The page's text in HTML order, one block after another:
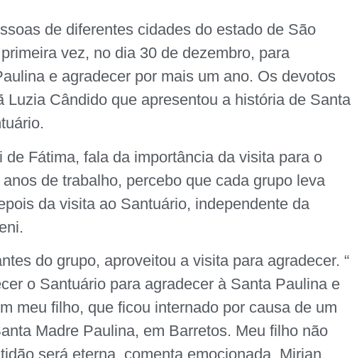
de diferentes cidades do estado de São
vez, no dia 30 de dezembro, para
e agradecer por mais um ano. Os devotos
Luzia Cândido que apresentou a história de Santa
Fátima, fala da importância da visita para o
de trabalho, percebo que cada grupo leva
da visita ao Santuário, independente da
do grupo, aproveitou a visita para agradecer. “
o Santuário para agradecer à Santa Paulina e
meu filho, que ficou internado por causa de um
Madre Paulina, em Barretos. Meu filho não
será eterna, comenta emocionada, Mirian.